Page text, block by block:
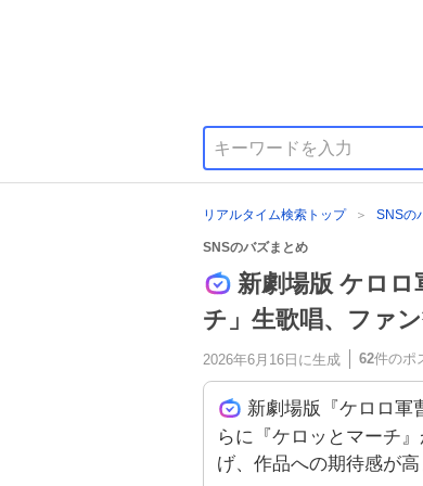
リアルタイム検索トップ SNSの
SNSのバズまとめ
新劇場版 ケロ
チ」生歌唱、ファ
2026年6月16日 に生成 62件のポ
新劇場版『ケロロ軍
らに『ケロッとマーチ
げ、作品への期待感が